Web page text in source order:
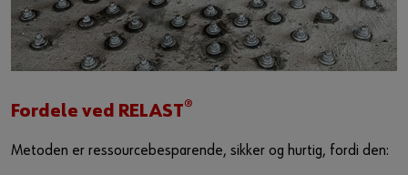
Guide til selvvalgt brugernavn
eller
Har du lyst til at være en online kunde?
Tilmeld dig her i tre enkle trin for at bruge alle funktionerne i
shoppen.
Fordele ved RELAST®
Metoden er ressourcebesparende, sikker og hurtig, fordi den: